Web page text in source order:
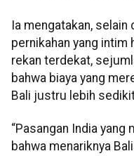
Ia mengatakan,
pernikahan yang intim
rekan terdekat,
bahwa biaya yang
Bali justru lebih
“Pasangan India yang
bahwa menariknya